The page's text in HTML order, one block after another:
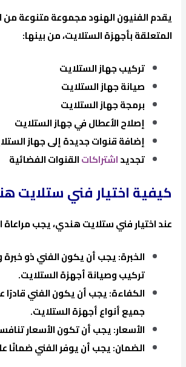
يقدم الفنيون الهنود مجموعة متنوعة من
المتعلقة بأجهزة الستلايت، من بينها:
تركيب جهاز الستلايت
صيانة جهاز الستلايت
برمجة جهاز الستلايت
إصلاح الأعطال في جهاز الستلايت
إضافة قنوات جديدة إلى جهاز
تجديداشتراكاتالقنوات الفضائية
كيفية اختيار فني ستلايت
عند اختيار فني ستلايت هندي، يجب مراعاة
الخبرة: يجب أن يكون الفني ذو
تركيب وصيانة أجهزة الستلايت.
الكفاءة: يجب أن يكون الفني قادرًا
جميع أنواع أجهزة الستلايت.
الأسعار: يجب أن تكون الأسعار
الضمان: يجب أن يوفر الفني ضمانًا